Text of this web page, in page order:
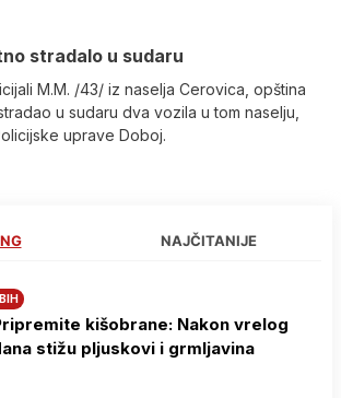
stradalo u sudaru
M.M. /43/ iz naselja Cerovica, opština
u sudaru dva vozila u tom naselju,
uprave Doboj.
NAJČITANIJE
kišobrane: Nakon vrelog
stižu pljuskovi i grmljavina